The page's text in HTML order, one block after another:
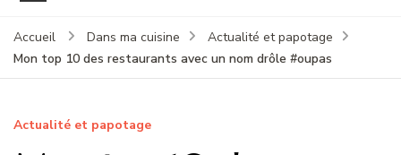
Accueil Dans ma cuisine
Actualité et papotage
Mon top 10 des restaurants avec un nom drôle #oupas
Actualité et papotage